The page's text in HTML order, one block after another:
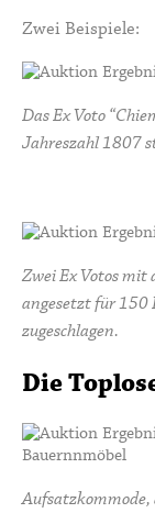
Zwei Beispiele:
Das Ex Voto
Jahreszahl 1807
Zwei Ex Votos
angesetzt für 150
zugeschlagen.
Die